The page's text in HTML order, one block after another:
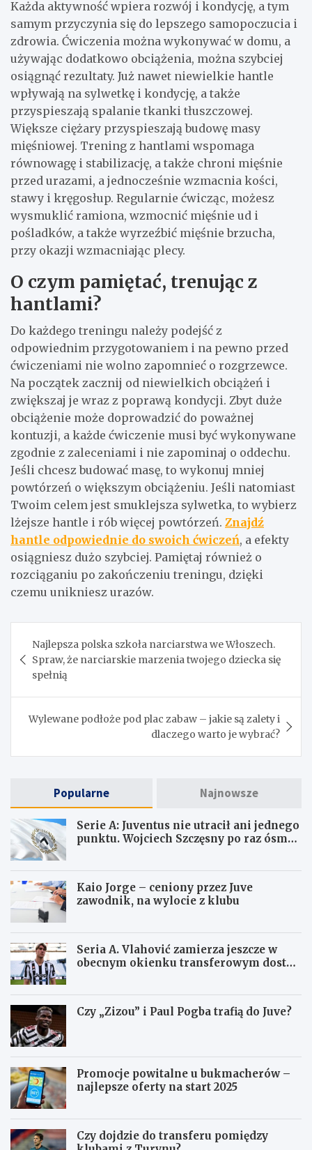
Każda aktywność wpiera rozwój i kondycję, a tym
samym przyczynia się do lepszego samopoczucia i
zdrowia. Ćwiczenia można wykonywać w domu, a
używając dodatkowo obciążenia, można szybciej
osiągnąć rezultaty. Już nawet niewielkie hantle
wpływają na sylwetkę i kondycję, a także
przyspieszają spalanie tkanki tłuszczowej.
Większe ciężary przyspieszają budowę masy
mięśniowej. Trening z hantlami wspomaga
równowagę i stabilizację, a także chroni mięśnie
przed urazami, a jednocześnie wzmacnia kości,
stawy i kręgosłup. Regularnie ćwicząc, możesz
wysmuklić ramiona, wzmocnić mięśnie ud i
pośladków, a także wyrzeźbić mięśnie brzucha,
przy okazji wzmacniając plecy.
O czym pamiętać, trenując z
hantlami?
Do każdego treningu należy podejść z
odpowiednim przygotowaniem i na pewno przed
ćwiczeniami nie wolno zapomnieć o rozgrzewce.
Na początek zacznij od niewielkich obciążeń i
zwiększaj je wraz z poprawą kondycji. Zbyt duże
obciążenie może doprowadzić do poważnej
kontuzji, a każde ćwiczenie musi być wykonywane
zgodnie z zaleceniami i nie zapominaj o oddechu.
Jeśli chcesz budować masę, to wykonuj mniej
powtórzeń o większym obciążeniu. Jeśli natomiast
Twoim celem jest smuklejsza sylwetka, to wybierz
lżejsze hantle i rób więcej powtórzeń. Znajdź
hantle odpowiednie do swoich ćwiczeń, a efekty
osiągniesz dużo szybciej. Pamiętaj również o
rozciąganiu po zakończeniu treningu, dzięki
czemu unikniesz urazów.
wpisu
Najlepsza polska szkoła narciarstwa we Włoszech.
Spraw, że narciarskie marzenia twojego dziecka się
spełnią
Wylewane podłoże pod plac zabaw – jakie są zalety i
dlaczego warto je wybrać?
Popularne Najnowsze
Serie A: Juventus nie utracił ani jednego
punktu. Wojciech Szczęsny po raz ósmy
Kaio Jorge – ceniony przez Juve
zawodnik, na wylocie z klubu
Seria A. Vlahović zamierza jeszcze w
obecnym okienku transferowym dostać
Czy „Zizou” i Paul Pogba trafią do Juve?
Promocje powitalne u bukmacherów –
najlepsze oferty na start 2025
Czy dojdzie do transferu pomiędzy